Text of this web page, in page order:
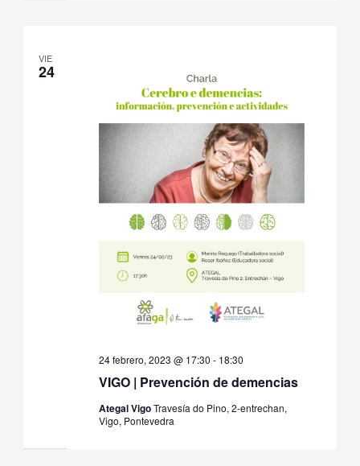
VIE
24
VIGO | Prevención de demencias
24 febrero, 2023 @ 17:30 - 18:30
Ategal VigoTravesía do Pino, 2-entrechan,
Vigo, Pontevedra